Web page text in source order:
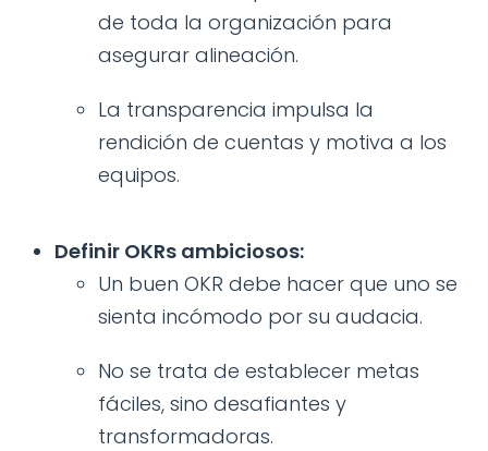
de toda la organización para
asegurar alineación.
La transparencia impulsa la
rendición de cuentas y motiva a los
equipos.
Definir OKRs ambiciosos:
Un buen OKR debe hacer que uno se
sienta incómodo por su audacia.
No se trata de establecer metas
fáciles, sino desafiantes y
transformadoras.